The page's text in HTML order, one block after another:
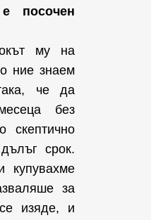
посочен
му на
ние знаем
че да
без
скептично
срок.
купувахме
за
изяде, и